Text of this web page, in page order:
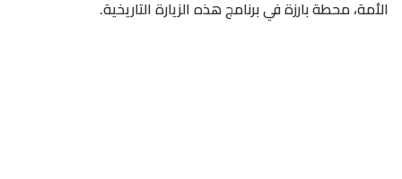
الأمة، محطة بارزة في برنامج هذه الزيارة التاريخية.